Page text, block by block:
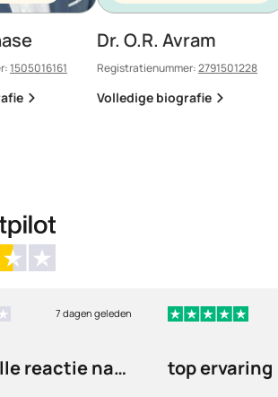
1505016161
Dr. O.R. Avram
Registratienummer:2791501228
Volledige biografie
7 dagen geleden
reactie na
top ervaring